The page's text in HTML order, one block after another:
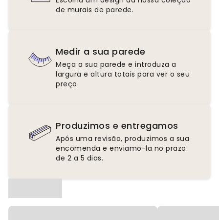
de murais de parede.
Medir a sua parede
Meça a sua parede e introduza a
largura e altura totais para ver o seu
preço.
Produzimos e entregamos
Após uma revisão, produzimos a sua
encomenda e enviamo-la no prazo
de 2 a 5 dias.